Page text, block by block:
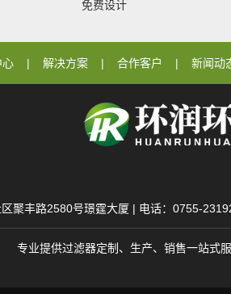
免费设计
心 解决方案 合作客户 新闻动
区聚丰路2580号璟霆大厦 | 电话：0755-
专业提供过滤器定制、生产、销售一站式